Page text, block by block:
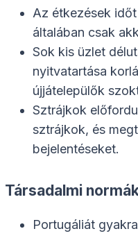
Az étkezések
általában csak
Sok kis üzlet
nyitvatartása
újjátelepülők
Sztrájkok
sztrájkok, és
bejelentéseket.
Társadalmi
Portugáliát